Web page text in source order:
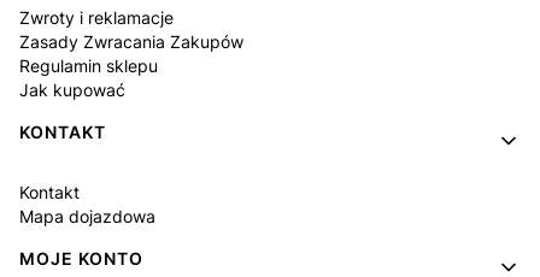
Zwroty i reklamacje
Zasady Zwracania Zakupów
Regulamin sklepu
Jak kupować
KONTAKT
Kontakt
Mapa dojazdowa
MOJE KONTO